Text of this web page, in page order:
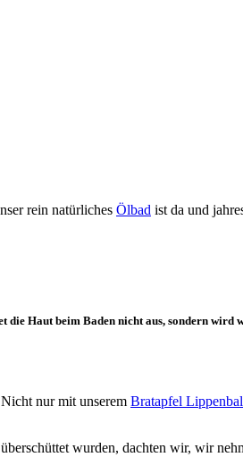
rein natürliches Ölbad ist da und
Haut beim Baden nicht aus, sondern wird
nur mit unserem Bratapfel
wurden, dachten wir, wir